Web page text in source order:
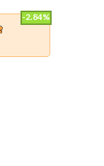
-2.84%